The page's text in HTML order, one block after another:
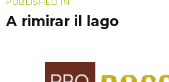
articoli
A rimirar il lago